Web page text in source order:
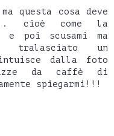
questa cosa deve
cioè come la
e poi scusami ma
un
dalla foto
da caffè di
spiegarmi!!!